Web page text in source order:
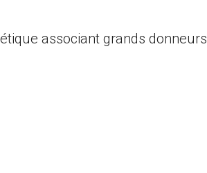
associant grands donneurs